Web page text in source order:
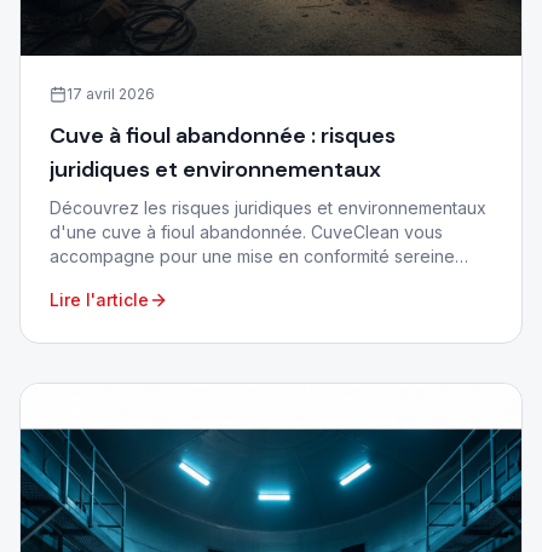
17 avril 2026
Cuve à fioul abandonnée : risques
juridiques et environnementaux
Découvrez les risques juridiques et environnementaux
d'une cuve à fioul abandonnée. CuveClean vous
accompagne pour une mise en conformité sereine
Lire l'article